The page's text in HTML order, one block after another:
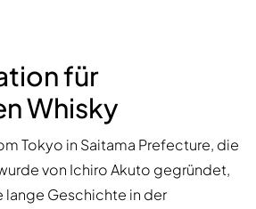
für
Whisky
Tokyo in Saitama Prefecture, die
von Ichiro Akuto gegründet,
lange Geschichte in der